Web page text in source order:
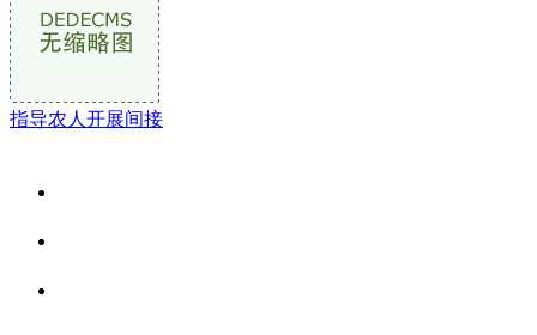
指导农人开展间接